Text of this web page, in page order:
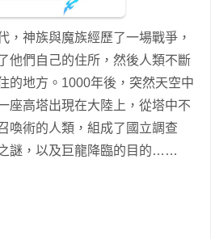
，神族與魔族經歷了一場戰爭，
他們自己的住所，然後人類不斷
的地方。1000年後，突然天空中
座高塔出現在大陸上，從塔中不
喚術的人類，組成了國立調查
謎，以及巨龍降臨的目的……